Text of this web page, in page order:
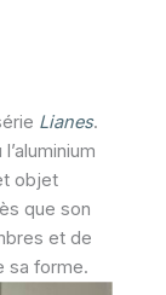
Lianes.
objet
que son
et de
sa forme.